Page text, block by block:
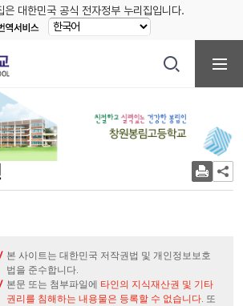
은 대한민국 공식 전자정부 누리집입니다.
본 사이트는 대한민국 저작권법 및 개인정보보호
법을 준수합니다.
본문 또는 첨부파일에 타인의 지식재산권 및 기타
권리를 침해하는 내용물은 등록할 수 없습니다. 또